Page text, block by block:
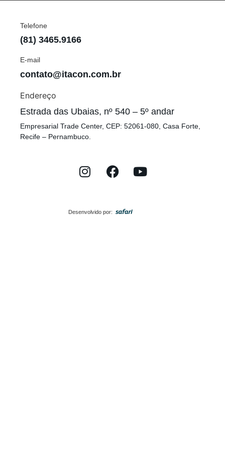
Telefone
(81) 3465.9166
E-mail
contato@itacon.com.br
Endereço
Estrada das Ubaias, nº 540 – 5º andar
Empresarial Trade Center, CEP: 52061-080, Casa Forte,
Recife – Pernambuco.
Desenvolvido por: